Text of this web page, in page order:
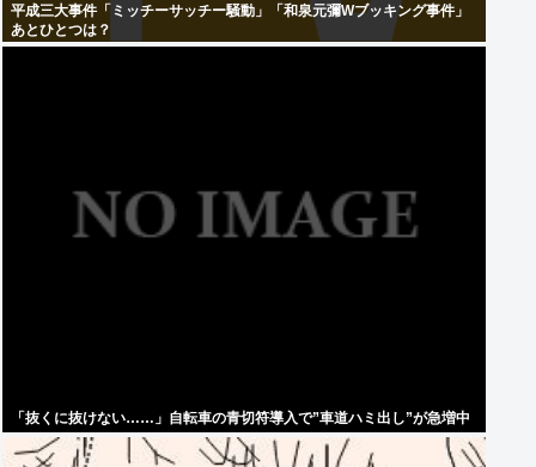
平成三大事件「ミッチーサッチー騒動」「和泉元彌Wブッキング事件」
あとひとつは？
「抜くに抜けない……」自転車の青切符導入で”車道ハミ出し”が急増中